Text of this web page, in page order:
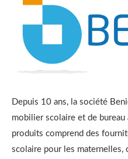
Depuis 10 ans, la société
mobilier scolaire et de
produits comprend des
scolaire pour les maternelles,